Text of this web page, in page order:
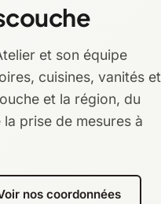
et son équipe
cuisines, vanités et
et la région, du
prise de mesures à
nos coordonnées